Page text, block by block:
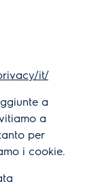
it/
a
a
per
i cookie.